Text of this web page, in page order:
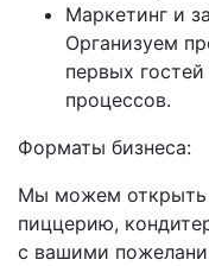
Маркетинг и
Организуем
первых
процессов.
Форматы бизнеса:
Мы можем открыть
пиццерию,
с вашими